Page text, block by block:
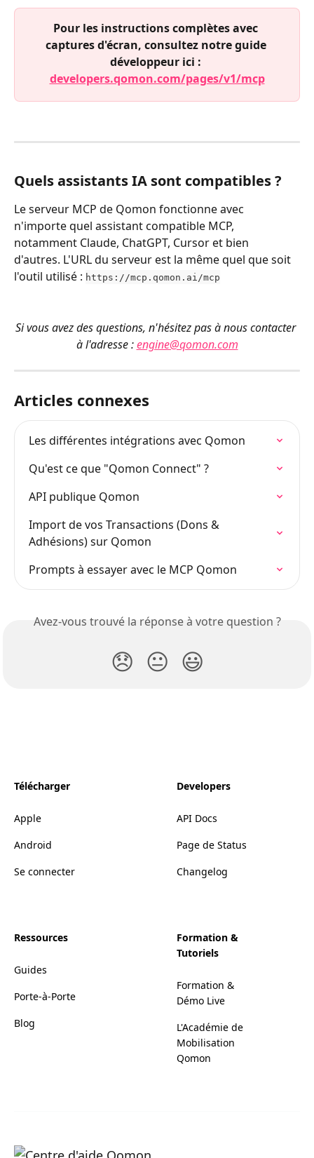
Pour les instructions complètes avec
captures d'écran, consultez notre guide
développeur ici :
developers.qomon.com/pages/v1/mcp
Quels assistants IA sont compatibles ?
Le serveur MCP de Qomon fonctionne avec
n'importe quel assistant compatible MCP,
notamment Claude, ChatGPT, Cursor et bien
d'autres. L'URL du serveur est la même quel que soit
l'outil utilisé : https://mcp.qomon.ai/mcp
Si vous avez des questions, n'hésitez pas à nous contacter
à l'adresse : engine@qomon.com
Articles connexes
Les différentes intégrations avec Qomon
Qu'est ce que "Qomon Connect" ?
API publique Qomon
Import de vos Transactions (Dons &
Adhésions) sur Qomon
Prompts à essayer avec le MCP Qomon
Avez-vous trouvé la réponse à votre question ?
😞 😐 😃
Télécharger
Apple
Android
Se connecter
Developers
API Docs
Page de Status
Changelog
Ressources
Guides
Porte-à-Porte
Blog
Formation &
Tutoriels
Formation &
Démo Live
L'Académie de
Mobilisation
Qomon